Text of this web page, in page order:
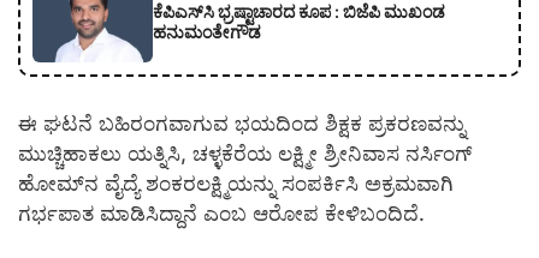
ಕೆಪಿಎಸ್‍ಸಿ ಭ್ರಷ್ಟಾಚಾರದ ಕೂಪ : ಬಿಜೆಪಿ ಮುಖಂಡ
ಹನುಮಂತೇಗೌಡ
ಈ ಘಟನೆ ಬಹಿರಂಗವಾಗುವ ಭಯದಿಂದ ಶಿಕ್ಷಕ ಪ್ರಕರಣವನ್ನು
ಮುಚ್ಚಿಹಾಕಲು ಯತ್ನಿಸಿ, ಚಳ್ಳಕೆರೆಯ ಲಕ್ಷ್ಮೀ ಶ್ರೀನಿವಾಸ ನರ್ಸಿಂಗ್
ಹೋಮ್‌ನ ವೈದ್ಯೆ ಶಂಕರಲಕ್ಷ್ಮಿಯನ್ನು ಸಂಪರ್ಕಿಸಿ ಅಕ್ರಮವಾಗಿ
ಗರ್ಭಪಾತ ಮಾಡಿಸಿದ್ದಾನೆ ಎಂಬ ಆರೋಪ ಕೇಳಿಬಂದಿದೆ.